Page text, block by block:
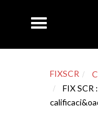
FIXSCR
FIX SCR